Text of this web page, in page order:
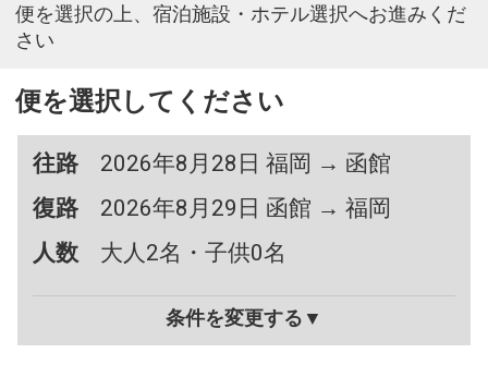
便を選択の上、宿泊施設・ホテル選択へお進みくだ
さい
便を選択してください
往路
2026年8月28日 福岡 → 函館
復路
2026年8月29日 函館 → 福岡
人数
大人2名・子供0名
条件を変更する▼